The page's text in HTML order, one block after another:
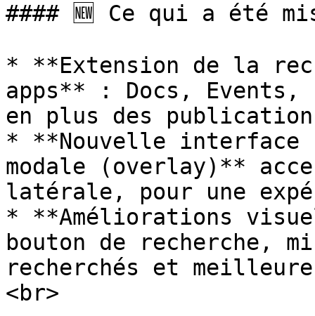
#### 🆕 Ce qui a été
* **Extension de la
apps** : Docs, Events,
en plus des
* **Nouvelle interface
modale (overlay)**
latérale, pour une
* **Améliorations
bouton de recherche,
recherchés et
<br>